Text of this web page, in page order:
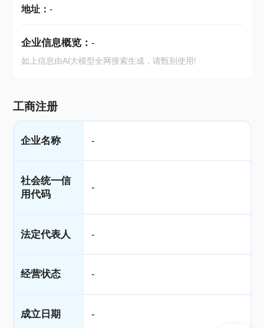
地址： -
企业信息概览： -
如上信息由AI大模型全网搜索生成，请甄别使用!
工商注册
企业名称 -
社会统一信
用代码
-
法定代表人 -
经营状态 -
成立日期 -